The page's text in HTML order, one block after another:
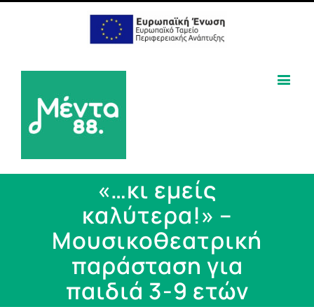
«…κι εμείς
καλύτερα!» –
Μουσικοθεατρική
παράσταση για
παιδιά 3-9 ετών